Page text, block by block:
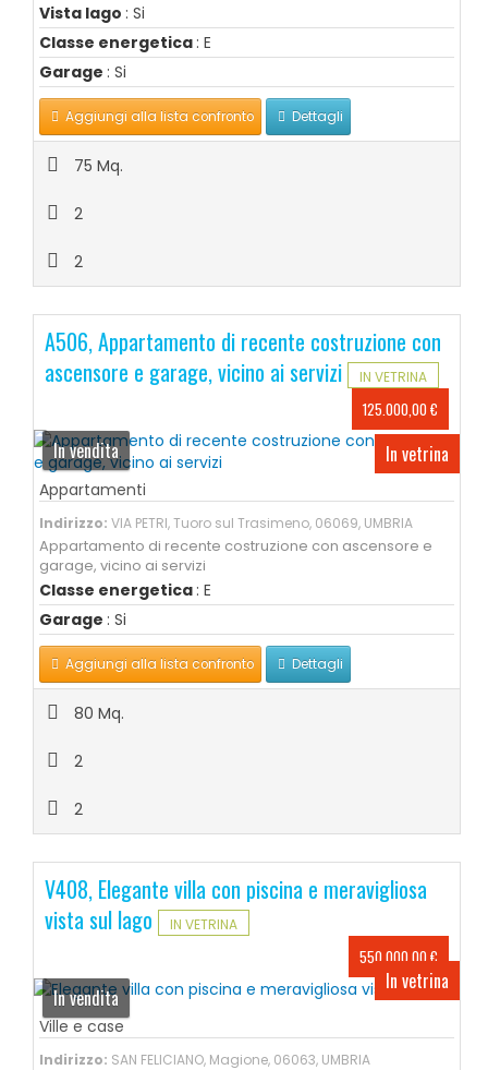
Vista lago : Si
Classe energetica : E
Garage : Si
Aggiungi alla lista confronto Dettagli
75 Mq.
2
2
A506, Appartamento di recente costruzione con
ascensore e garage, vicino ai servizi
IN VETRINA
125.000,00 €
In vetrina
In vendita
Appartamenti
Indirizzo: VIA PETRI, Tuoro sul Trasimeno, 06069, UMBRIA
Appartamento di recente costruzione con ascensore e
garage, vicino ai servizi
Classe energetica : E
Garage : Si
Aggiungi alla lista confronto Dettagli
80 Mq.
2
2
V408, Elegante villa con piscina e meravigliosa
vista sul lago
IN VETRINA
550.000,00 €
In vetrina
In vendita
Ville e case
Indirizzo: SAN FELICIANO, Magione, 06063, UMBRIA